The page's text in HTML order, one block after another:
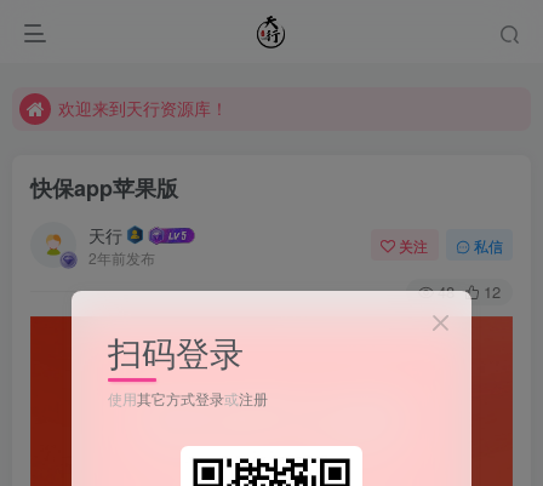
欢迎来到天行资源库！
快保app苹果版
天行
2年前发布
关注 私信
48 12
扫码登录
使用其它方式登录或注册